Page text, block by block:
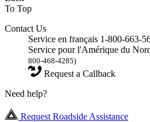
To Top
Contact Us
Service en français 1-800-663-
Service pour l'Amérique du
800-468-4285)
Request a Callback
Need help?
Request Roadside Assistance